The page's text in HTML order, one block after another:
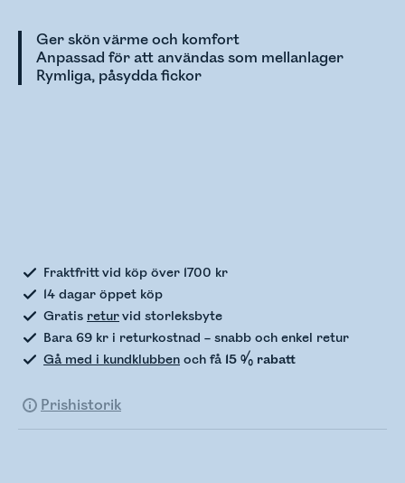
Ger skön värme och komfort
Anpassad för att användas som mellanlager
Rymliga, påsydda fickor
Fraktfritt vid köp över 1700 kr
14 dagar öppet köp
Gratis returvid storleksbyte
Bara 69 kr i returkostnad – snabb och enkel retur
Gå med i kundklubben och få 15 % rabatt
Prishistorik